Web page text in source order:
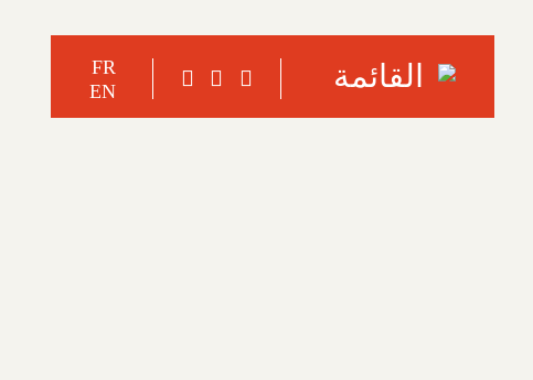
القائمة
FR
EN